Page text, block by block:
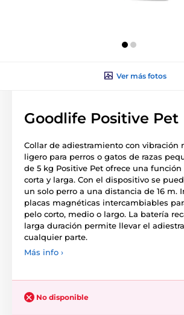
Ver más fotos
Goodlife Positive Pet
Collar de adiestramiento con vibración
ligero para perros o gatos de razas
de 5 kg Positive Pet ofrece una función
corta y larga. Con el dispositivo se
un solo perro a una distancia de 16 m.
placas magnéticas intercambiables
pelo corto, medio o largo. La batería
larga duración permite llevar el
cualquier parte.
Más info ›
No disponible